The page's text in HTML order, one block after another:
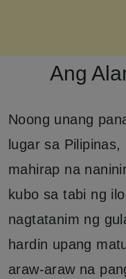
Ang
Noong unang
lugar sa
mahirap na
kubo sa tabi ng
nagtatanim ng
hardin upang
araw-araw na